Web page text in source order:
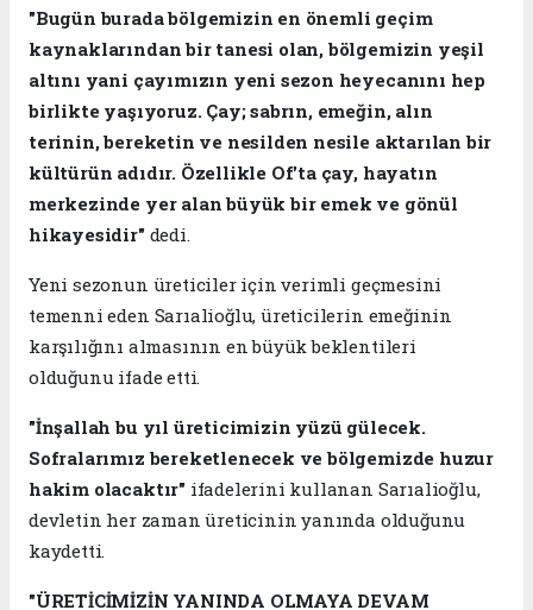
"Bugün burada bölgemizin en önemli geçim
kaynaklarından bir tanesi olan, bölgemizin yeşil
altını yani çayımızın yeni sezon heyecanını hep
birlikte yaşıyoruz. Çay; sabrın, emeğin, alın
terinin, bereketin ve nesilden nesile aktarılan bir
kültürün adıdır. Özellikle Of'ta çay, hayatın
merkezinde yer alan büyük bir emek ve gönül
hikayesidir"dedi.
Yeni sezonun üreticiler için verimli geçmesini
temenni eden Sarıalioğlu, üreticilerin emeğinin
karşılığını almasının en büyük beklentileri
olduğunu ifade etti.
"İnşallah bu yıl üreticimizin yüzü gülecek.
Sofralarımız bereketlenecek ve bölgemizde huzur
hakim olacaktır"ifadelerini kullanan Sarıalioğlu,
devletin her zaman üreticinin yanında olduğunu
kaydetti.
"ÜRETİCİMİZİN YANINDA OLMAYA DEVAM